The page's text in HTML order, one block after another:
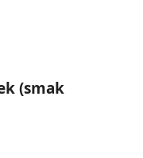
(smak